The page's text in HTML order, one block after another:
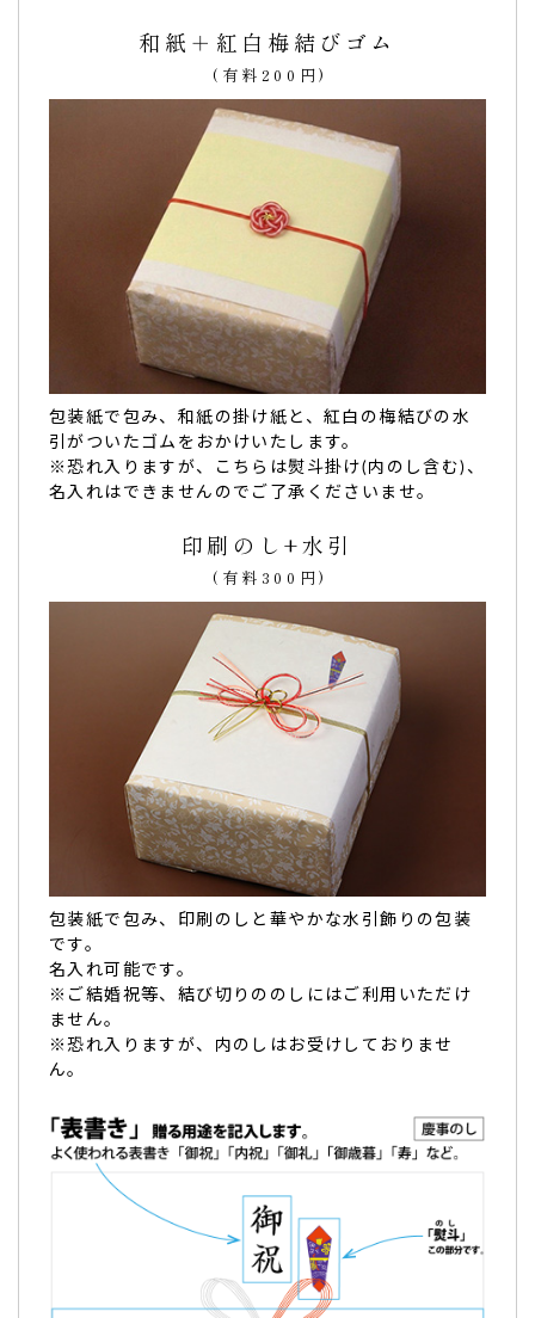
物等不使用なので、拘りのある方への贈り物としても、とて
敬老の日の文字入りどら焼き「もじど
オリジナルメッセージカステラ(0.6号/1
高齢者施設の敬老会。とても生地も柔らかいので美
味しく楽しくお召し上がって…
高齢者施設の敬老会 で使用しました。
ご入居者様はとても喜んでおられました。
インスタにも載せさせて頂きました。
敬老の日のために。祖父母共に喜んでいて嬉しかっ
購入しました。
祖父母共に喜んでいて嬉しかったです。
とてもありがたい商品でした。（ちょき様）
ご購入頂いた商品：
れ2・鶴亀1・お元気で2)
見た目もかわいく、美味しかったとお礼をいただ
見た目もかわいく、美味しかった
と贈った相手からお礼をい
ただきました。（購入者様）
ご購入頂いた商品：敬老の日 もっちり白い 名入れどら焼き
和紙＋紅白梅結びゴム
(有料200円)
包装紙で包み、和紙の掛け紙と、紅白の梅結びの水
引がついたゴムをおかけいたします。
※恐れ入りますが、こちらは熨斗掛け(内のし含む)、
名入れはできませんのでご了承くださいませ。
印刷のし+水引
(有料300円)
包装紙で包み、印刷のしと華やかな水引飾りの包装
です。
名入れ可能です。
※ご結婚祝等、結び切りののしにはご利用いただけ
ません。
※恐れ入りますが、内のしはお受けしておりませ
ん。